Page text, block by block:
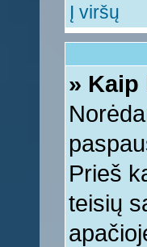
Į viršų
»
Prieš
teisių